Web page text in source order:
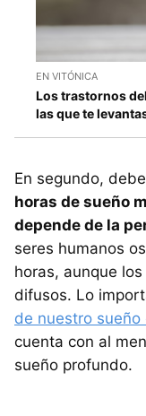
EN VITÓNICA
Los trastornos
las que te
En segundo,
horas de sueño
depende de la
seres humanos
horas, aunque
difusos. Lo
de nuestro sueño
cuenta con al
sueño profundo.